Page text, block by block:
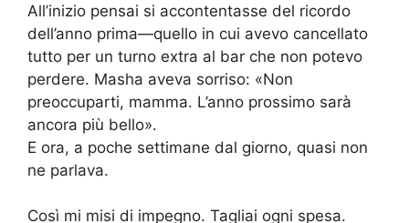
All’inizio pensai si accontentasse del ricordo
dell’anno prima—quello in cui avevo cancellato
tutto per un turno extra al bar che non potevo
perdere. Masha aveva sorriso: «Non
preoccuparti, mamma. L’anno prossimo sarà
ancora più bello».
E ora, a poche settimane dal giorno, quasi non
ne parlava.
Così mi misi di impegno. Tagliai ogni spesa.